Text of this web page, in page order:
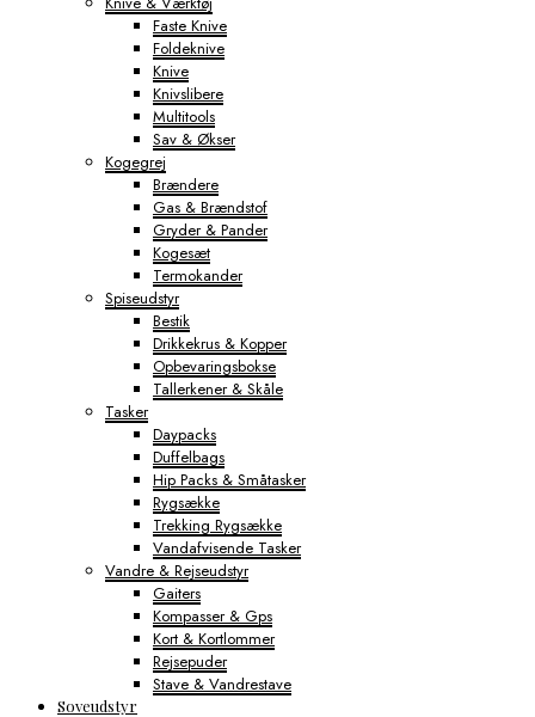
Faste Knive
Foldeknive
Knive
Knivslibere
Multitools
Sav & Økser
Kogegrej
Brændere
Gas & Brændstof
Gryder & Pander
Kogesæt
Termokander
Spiseudstyr
Bestik
Drikkekrus & Kopper
Opbevaringsbokse
Tallerkener & Skåle
Tasker
Daypacks
Duffelbags
Hip Packs & Småtasker
Rygsække
Trekking Rygsække
Vandafvisende Tasker
Vandre & Rejseudstyr
Gaiters
Kompasser & Gps
Kort & Kortlommer
Rejsepuder
Stave & Vandrestave
Soveudstyr